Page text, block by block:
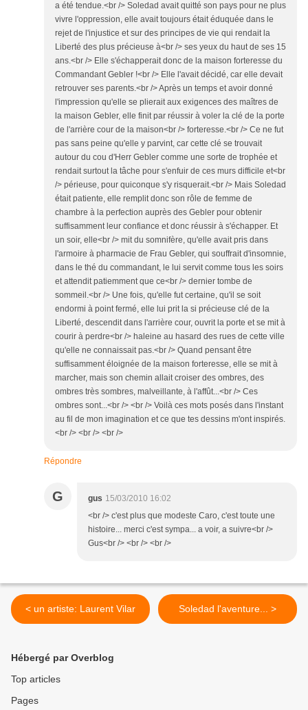
a été tendue.<br /> Soledad avait quitté son pays pour ne plus
vivre l'oppression, elle avait toujours était éduquée dans le
rejet de l'injustice et sur des principes de vie qui rendait la
Liberté des plus précieuse à<br /> ses yeux du haut de ses 15
ans.<br /> Elle s'échapperait donc de la maison forteresse du
Commandant Gebler !<br /> Elle l'avait décidé, car elle devait
retrouver ses parents.<br /> Après un temps et avoir donné
l'impression qu'elle se plierait aux exigences des maîtres de
la maison Gebler, elle finit par réussir à voler la clé de la porte
de l'arrière cour de la maison<br /> forteresse.<br /> Ce ne fut
pas sans peine qu'elle y parvint, car cette clé se trouvait
autour du cou d'Herr Gebler comme une sorte de trophée et
rendait surtout la tâche pour s'enfuir de ces murs difficile et<br
/> périeuse, pour quiconque s'y risquerait.<br /> Mais Soledad
était patiente, elle remplit donc son rôle de femme de
chambre à la perfection auprès des Gebler pour obtenir
suffisamment leur confiance et donc réussir à s'échapper. Et
un soir, elle<br /> mit du somnifère, qu'elle avait pris dans
l'armoire à pharmacie de Frau Gebler, qui souffrait d'insomnie,
dans le thé du commandant, le lui servit comme tous les soirs
et attendit patiemment que ce<br /> dernier tombe de
sommeil.<br /> Une fois, qu'elle fut certaine, qu'il se soit
endormi à point fermé, elle lui prit la si précieuse clé de la
Liberté, descendit dans l'arrière cour, ouvrit la porte et se mit à
courir à perdre<br /> haleine au hasard des rues de cette ville
qu'elle ne connaissait pas.<br /> Quand pensant être
suffisamment éloignée de la maison forteresse, elle se mit à
marcher, mais son chemin allait croiser des ombres, des
ombres très sombres, malveillante, à l'affût...<br /> Ces
ombres sont...<br /> <br /> Voilà ces mots posés dans l'instant
au fil de mon imagination et ce que tes dessins m'ont inspirés.
<br /> <br /> <br />
Répondre
G gus 15/03/2010 16:02
<br /> c'est plus que modeste Caro, c'est toute une
histoire... merci c'est sympa... a voir, a suivre<br />
Gus<br /> <br /> <br />
< un artiste: Laurent Vilar Soledad l'aventure... >
Hébergé par Overblog
Top articles
Pages